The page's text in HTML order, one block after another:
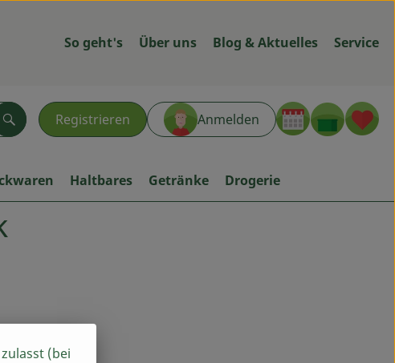
So geht's Über uns Blog & Aktuelles Service
Registrieren Anmelden
Suchen
Haltbares Getränke Drogerie
(bei